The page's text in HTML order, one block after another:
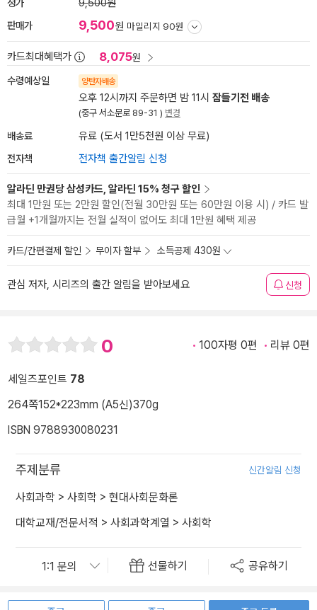
정가 9,500원
판매가 9,500원 마일리지 90원
카드최대혜택가 8,075원
수령예상일 양탄자배송
오후 12시까지 주문하면 밤 11시 잠들기전 배송
(중구 서소문로 89-31 ) 변경
배송료 유료 (도서 1만5천원 이상 무료)
전자책 전자책 출간알림 신청
알라딘 만권당 삼성카드, 알라딘 15% 청구 할인
최대 1만원 또는 2만원 할인(전월 30만원 또는 60만원 이용 시) / 카드 발
급월 +1개월까지는 전월 실적이 없어도 최대 1만원 혜택 제공
카드/간편결제 할인 무이자 할부 소득공제 430원
관심 저자, 시리즈의 출간 알림을 받아보세요 신청
0 100자평 0편 리뷰 0편
세일즈포인트 78
264쪽152*223mm (A5신)370g
ISBN 9788930080231
주제분류 신간알림 신청
사회과학 > 사회학 > 현대사회문화론
대학교재/전문서적 > 사회과학계열 > 사회학
선물하기 공유하기